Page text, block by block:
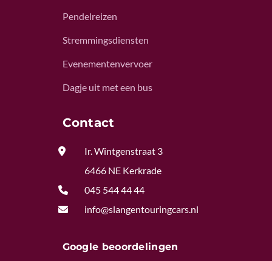
Pendelreizen
Stremmingsdiensten
Evenementenvervoer
Dagje uit met een bus
Contact

Ir. Wintgenstraat 3
6466 NE Kerkrade

045 544 44 44

info@slangentouringcars.nl
Google beoordelingen